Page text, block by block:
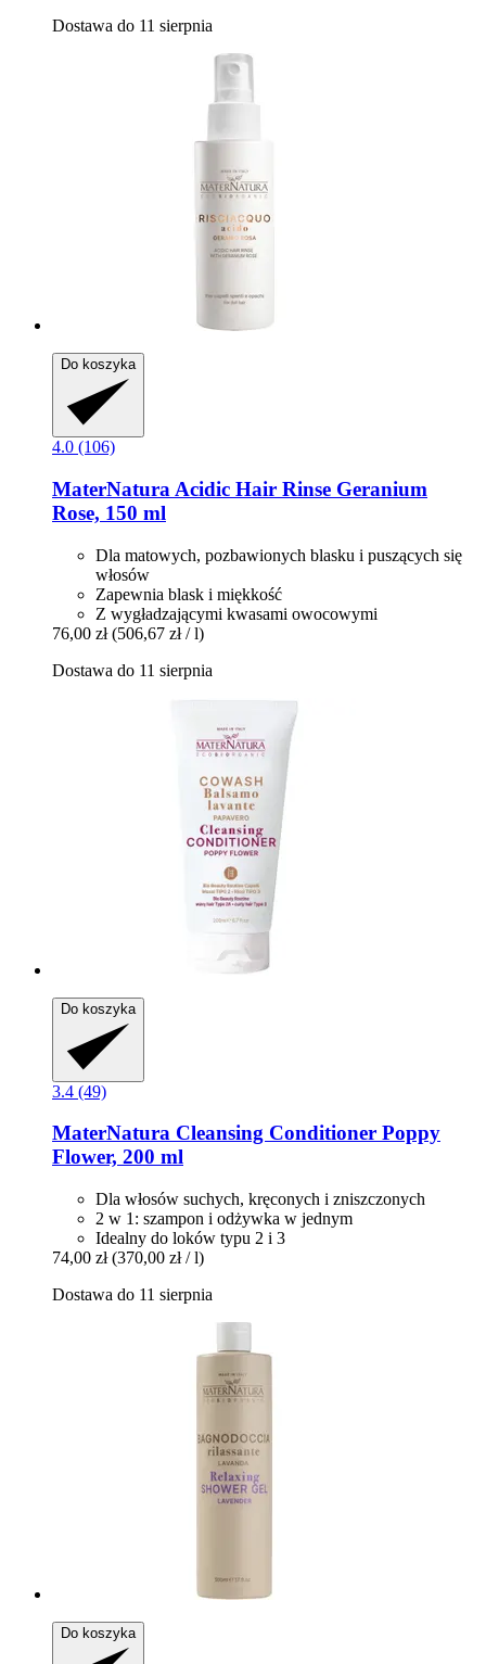
Dostawa do 11 sierpnia
Do koszyka
4.0 (106)
MaterNatura Acidic Hair Rinse Geranium
Rose, 150 ml
Dla matowych, pozbawionych blasku i puszących się
włosów
Zapewnia blask i miękkość
Z wygładzającymi kwasami owocowymi
76,00 zł (506,67 zł / l)
Dostawa do 11 sierpnia
Do koszyka
3.4 (49)
MaterNatura Cleansing Conditioner Poppy
Flower, 200 ml
Dla włosów suchych, kręconych i zniszczonych
2 w 1: szampon i odżywka w jednym
Idealny do loków typu 2 i 3
74,00 zł (370,00 zł / l)
Dostawa do 11 sierpnia
Do koszyka